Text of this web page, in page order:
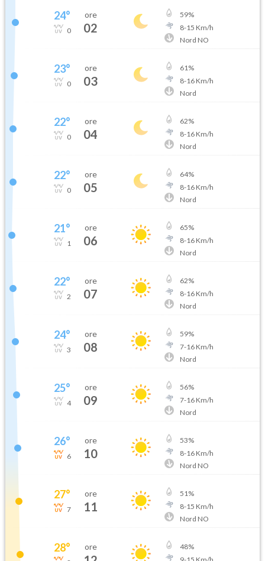
24°
0
ore
02
59%
8-15 Km/h
Nord NO
23°
0
ore
03
61%
8-16Km/h
Nord
22°
0
ore
04
62%
8-16Km/h
Nord
22°
0
ore
05
64%
8-16Km/h
Nord
21°
1
ore
06
65%
8-16Km/h
Nord
22°
2
ore
07
62%
8-16Km/h
Nord
24°
3
ore
08
59%
7-16Km/h
Nord
25°
4
ore
09
56%
7-16Km/h
Nord
26°
6
ore
10
53%
8-16Km/h
Nord NO
27°
7
ore
11
51%
8-15 Km/h
Nord NO
28° ore 48%